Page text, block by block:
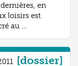
en
loisirs est
au ...
[dossier]